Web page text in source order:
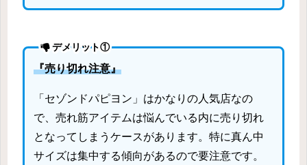
デメリット①
『売り切れ注意』
「セゾンドパピヨン」はかなりの人気店なの
で、売れ筋アイテムは悩んでいる内に売り切れ
となってしまうケースがあります。特に真ん中
サイズは集中する傾向があるので要注意です。